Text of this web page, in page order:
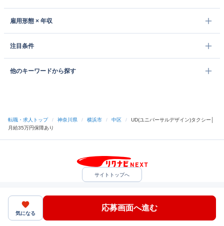
雇用形態 × 年収
注目条件
他のキーワードから探す
転職・求人トップ / 神奈川県 / 横浜市 / 中区 /
UD(ユニバーサルデザイン)タクシー│
月給35万円保障あり
気になる
応募画面へ進む
サイトトップへ
中途採用をご検討の企業様
ヘルプ・お問い合わせ
（C）Indeed Inc.